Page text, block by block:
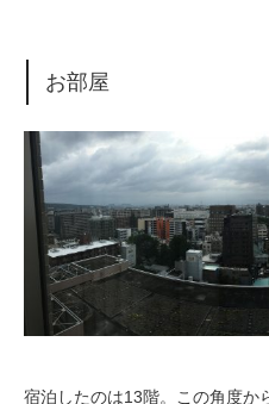
お部屋
宿泊したのは13階。この角度か